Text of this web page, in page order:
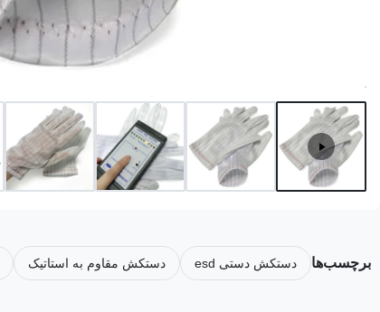
برچسب‌ها دستکش دستی esd دستکش مقاوم به استاتیک